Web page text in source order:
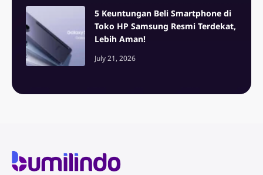
5 Keuntungan Beli Smartphone di
Toko HP Samsung Resmi Terdekat,
Lebih Aman!
July 21, 2026